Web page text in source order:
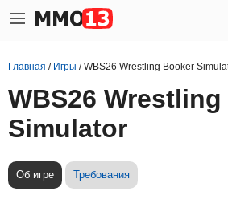
Главная / Игры /WBS26 Wrestling Booker
WBS26
Simulator
Об игре Требования